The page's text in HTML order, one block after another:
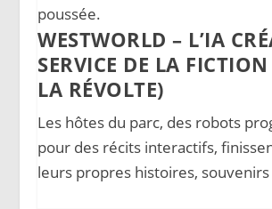
poussée.
WESTWORLD – L’IA
SERVICE DE LA
LA RÉVOLTE)
Les hôtes du parc, des robots
pour des récits interactifs,
leurs propres histoires,